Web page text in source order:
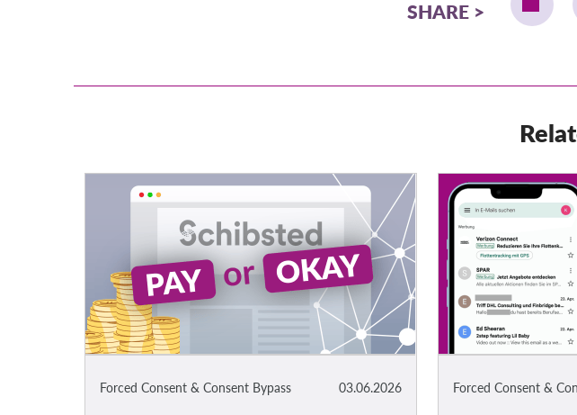
SHARE
03.06.2026
Forced Consent & Consent Bypass Forced Consent &